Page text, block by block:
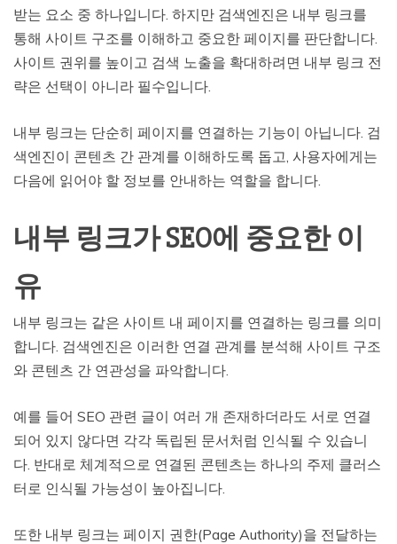
받는 요소 중 하나입니다. 하지만 검색엔진은 내부 링크를
통해 사이트 구조를 이해하고 중요한 페이지를 판단합니다.
사이트 권위를 높이고 검색 노출을 확대하려면 내부 링크 전
략은 선택이 아니라 필수입니다.
내부 링크는 단순히 페이지를 연결하는 기능이 아닙니다. 검
색엔진이 콘텐츠 간 관계를 이해하도록 돕고, 사용자에게는
다음에 읽어야 할 정보를 안내하는 역할을 합니다.
내부 링크가 SEO에 중요한 이
유
내부 링크는 같은 사이트 내 페이지를 연결하는 링크를 의미
합니다. 검색엔진은 이러한 연결 관계를 분석해 사이트 구조
와 콘텐츠 간 연관성을 파악합니다.
예를 들어 SEO 관련 글이 여러 개 존재하더라도 서로 연결
되어 있지 않다면 각각 독립된 문서처럼 인식될 수 있습니
다. 반대로 체계적으로 연결된 콘텐츠는 하나의 주제 클러스
터로 인식될 가능성이 높아집니다.
또한 내부 링크는 페이지 권한(Page Authority)을 전달하는